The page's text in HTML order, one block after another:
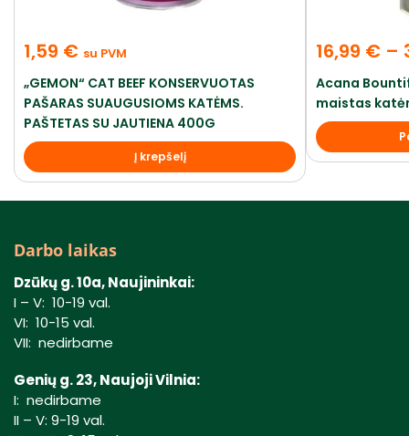
1,59 € su PVM
„GEMON“ CAT BEEF KONSERVUOTAS
PAŠARAS SUAUGUSIOMS KATĖMS.
PAŠTETAS SU JAUTIENA 400G
Į krepšelį
16,99 € –
Acana
maistas
Darbo laikas
Dzūkų g. 10a, Naujininkai:
I – V: 10-19 val.
VI: 10-15 val.
VII: nedirbame
Genių g. 23, Naujoji Vilnia:
I: nedirbame
II – V: 9-19 val.